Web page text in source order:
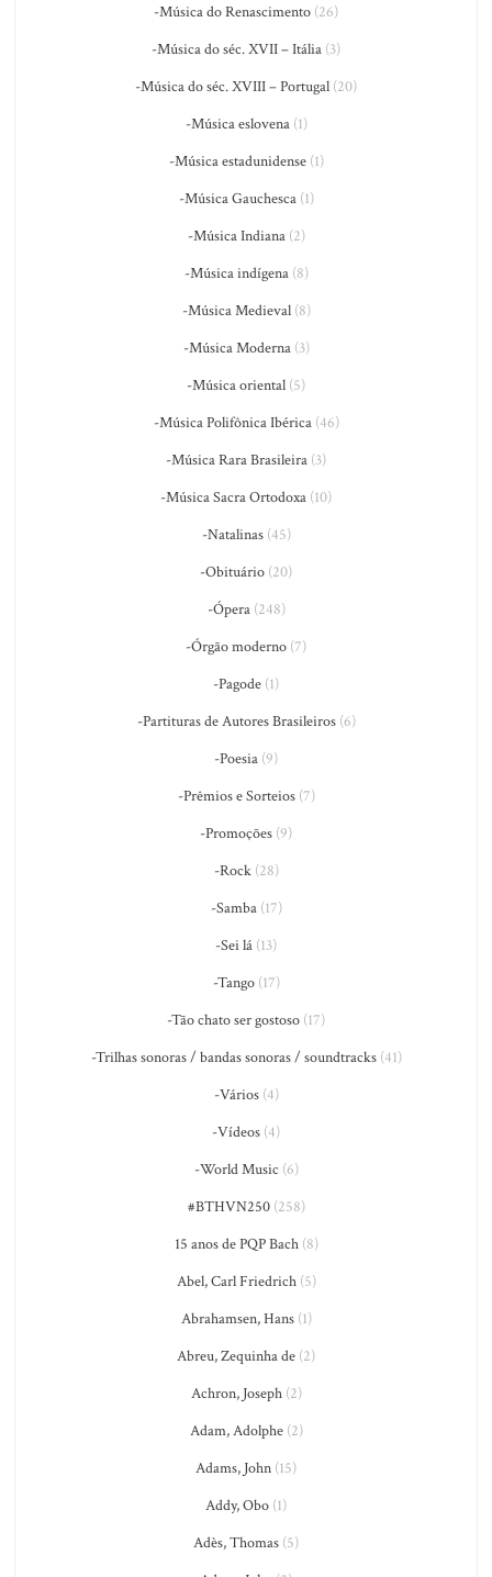
-Música do Renascimento (26)
-Música do séc. XVII – Itália (3)
-Música do séc. XVIII – Portugal (20)
-Música eslovena(1)
-Música estadunidense(1)
-Música Gauchesca(1)
-Música Indiana(2)
-Música indígena(8)
-Música Medieval(8)
-Música Moderna(3)
-Música oriental (5)
-Música Polifônica Ibérica(46)
-Música Rara Brasileira (3)
-Música Sacra Ortodoxa (10)
-Natalinas(45)
-Obituário (20)
-Ópera(248)
-Órgão moderno (7)
-Pagode (1)
-Partituras de Autores Brasileiros(6)
-Poesia (9)
-Prêmios e Sorteios(7)
-Promoções (9)
-Rock(28)
-Samba(17)
-Sei lá (13)
-Tango(17)
-Tão chato ser gostoso (17)
-Trilhas sonoras / bandas sonoras / soundtracks(41)
-Vários(4)
-Vídeos (4)
-World Music (6)
#BTHVN250(258)
15 anos de PQP Bach(8)
Abel, Carl Friedrich(5)
Abrahamsen, Hans(1)
Abreu, Zequinha de (2)
Achron, Joseph(2)
Adam, Adolphe(2)
Adams, John (15)
Addy, Obo (1)
Adès, Thomas (5)